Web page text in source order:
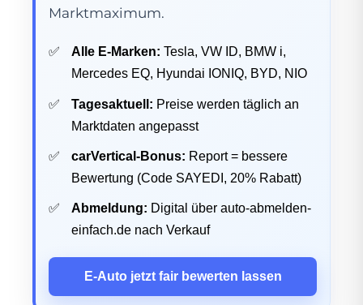
Marktmaximum.
Alle E-Marken: Tesla, VW ID, BMW i,
Mercedes EQ, Hyundai IONIQ, BYD, NIO
Tagesaktuell: Preise werden täglich an
Marktdaten angepasst
carVertical-Bonus: Report = bessere
Bewertung (Code SAYEDI, 20% Rabatt)
Abmeldung: Digital über auto-abmelden-
einfach.de nach Verkauf
E-Auto jetzt fair bewerten lassen